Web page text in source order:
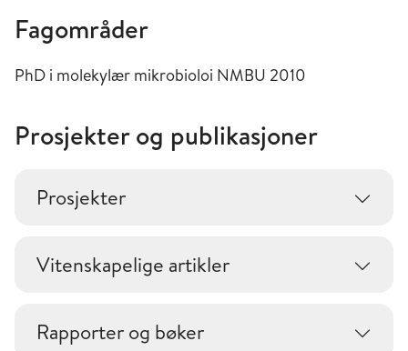
Fagområder
PhD i molekylær mikrobioloi NMBU 2010
Prosjekter og publikasjoner
Prosjekter
Vitenskapelige artikler
Rapporter og bøker